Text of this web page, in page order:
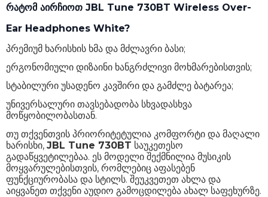
რატომ აირჩიოთ JBL Tune 730BT Wireless Over-
Ear Headphones White?
პრემიუმ ხარისხის ხმა და მძლავრი ბასი;
ერგონომიული დიზაინი ხანგრძლივი მოხმარებისთვის;
სტაბილური უსადენო კავშირი და გამძლე ბატარეა;
უნივერსალური თავსებადობა სხვადასხვა
მოწყობილობასთან.
თუ თქვენთვის პრიორიტეტულია კომფორტი და მაღალი
ხარისხი, JBL Tune 730BT საუკეთესო
გადაწყვეტილებაა. ეს მოდელი შექმნილია მუსიკის
მოყვარულებისთვის, რომლებიც აფასებენ
ფუნქციურობასა და სტილს. შეუკვეთეთ ახლა და
აიყვანეთ თქვენი აუდიო გამოცდილება ახალ საფეხურზე.